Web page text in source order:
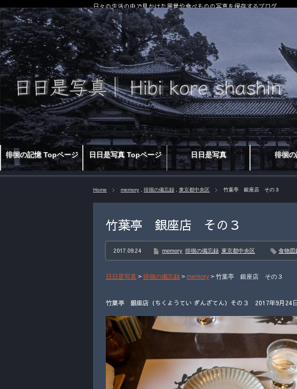
徘徊の記憶 Topページ 日日是写真 Topページ 日日是写真 徘徊
日々の生活の中で見かけた風景や食べものの写真を保存するブログ
Home memory 徘徊の備忘録 東京都中央区 竹葉亭 銀座店 その３
竹葉亭 銀座店 その３
2017.09.24 memory 徘徊の備忘録 東京都中央区 食物図
日日是写真 > 徘徊の備忘録 > memory > 竹葉亭 銀座店 その３
竹葉亭 銀座店（ちくようてい ぎんざてん）その３ 2017年9月24